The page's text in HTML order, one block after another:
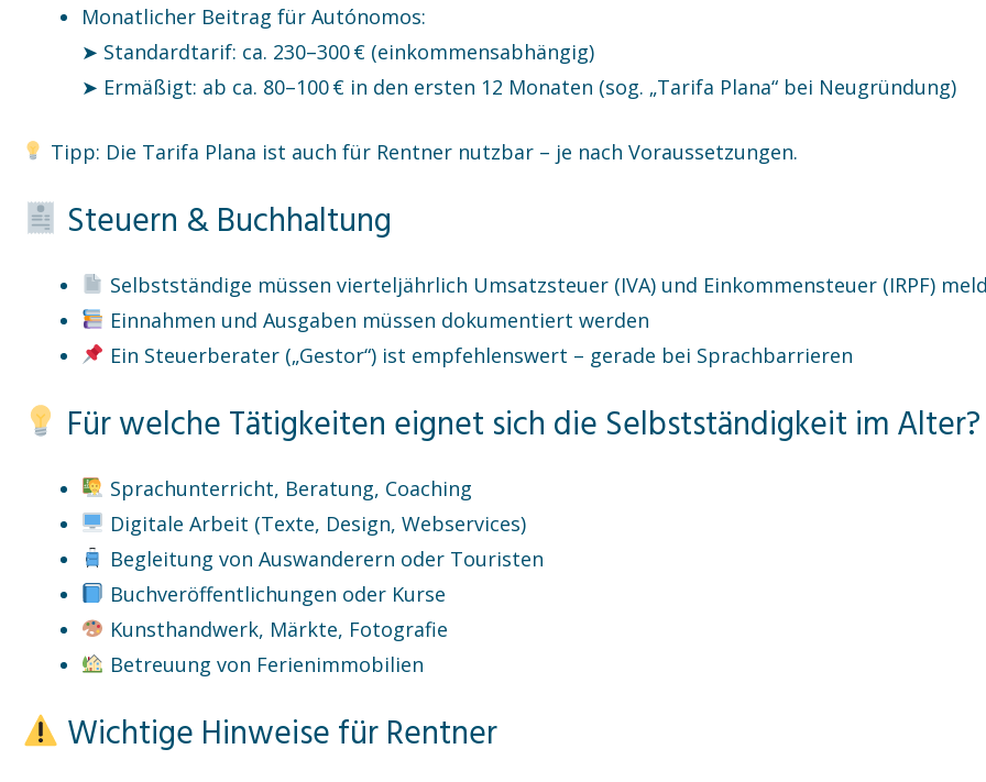
Monatlicher Beitrag für Autónomos:
➤ Standardtarif: ca. 230–300 € (einkommensabhängig)
➤ Ermäßigt: ab ca. 80–100 € in den ersten 12 Monaten (sog. „Tarifa Plana“ bei Neugründung)
Tipp: Die Tarifa Plana ist auch für Rentner nutzbar – je nach Voraussetzungen.
Steuern & Buchhaltung
Selbstständige müssen vierteljährlich Umsatzsteuer (IVA) und Einkommensteuer (IRPF)
Einnahmen und Ausgaben müssen dokumentiert werden
Ein Steuerberater („Gestor“) ist empfehlenswert – gerade bei Sprachbarrieren
Für welche Tätigkeiten eignet sich die Selbstständigkeit im Alter?
Sprachunterricht, Beratung, Coaching
Digitale Arbeit (Texte, Design, Webservices)
Begleitung von Auswanderern oder Touristen
Buchveröffentlichungen oder Kurse
Kunsthandwerk, Märkte, Fotografie
Betreuung von Ferienimmobilien
Wichtige Hinweise für Rentner